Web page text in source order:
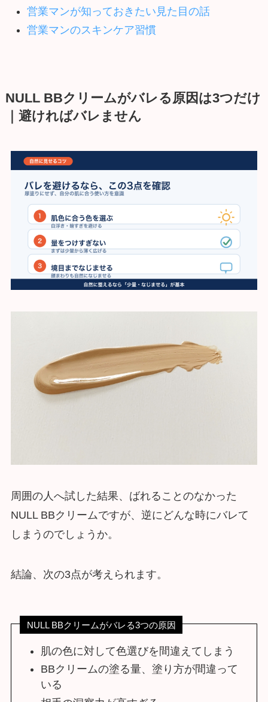
営業マンが知っておきたい見た目の話
営業マンのスキンケア習慣
NULL BBクリームがバレる原因は3つだけ
｜避ければバレません
周囲の人へ試した結果、ばれることのなかった
NULL BBクリームですが、逆にどんな時にバレて
しまうのでしょうか。
結論、次の3点が考えられます。
NULL BBクリームがバレる3つの原因
肌の色に対して色選びを間違えてしまう
BBクリームの塗る量、塗り方が間違って
いる